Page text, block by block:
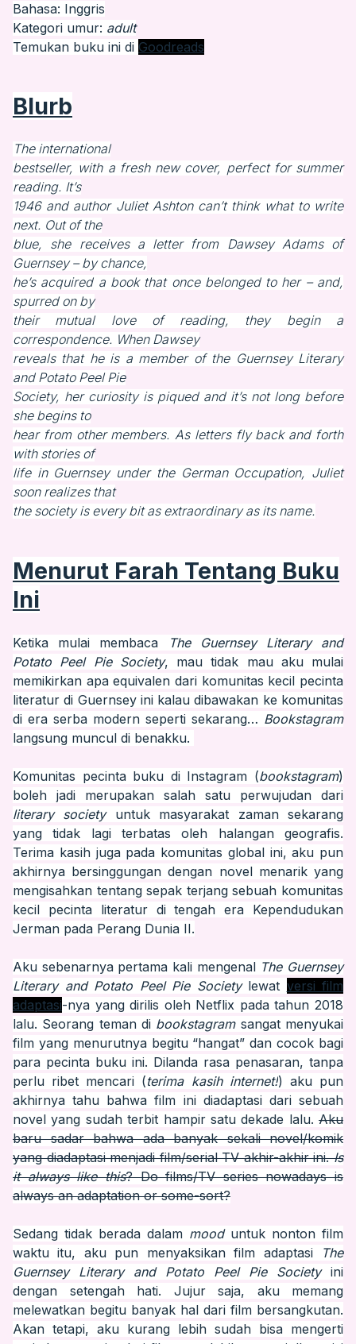
Bahasa: Inggris
Kategori umur: adult
Temukan buku ini di Goodreads
Blurb
The international
bestseller, with a fresh new cover, perfect for summer
reading. It’s
1946 and author Juliet Ashton can’t think what to write
next. Out of the
blue, she receives a letter from Dawsey Adams of
Guernsey – by chance,
he’s acquired a book that once belonged to her – and,
spurred on by
their mutual love of reading, they begin a
correspondence. When Dawsey
reveals that he is a member of the Guernsey Literary
and Potato Peel Pie
Society, her curiosity is piqued and it’s not long before
she begins to
hear from other members. As letters fly back and forth
with stories of
life in Guernsey under the German Occupation, Juliet
soon realizes that
the society is every bit as extraordinary as its name.
Menurut Farah Tentang Buku
Ini
Ketika mulai membaca
The Guernsey Literary and
Potato Peel Pie Society, mau tidak mau aku mulai
memikirkan apa equivalen dari komunitas kecil pecinta
literatur di Guernsey ini kalau dibawakan ke komunitas
di era serba modern seperti sekarang… Bookstagram
langsung muncul di benakku.
Komunitas pecinta buku di Instagram (bookstagram)
boleh jadi merupakan salah satu perwujudan dari
literary society
untuk masyarakat zamansekarang
yang tidak lagi terbatas oleh halangan geografis.
Terima kasih juga pada komunitas global ini, aku pun
akhirnya bersinggungan dengan novel menarik yang
mengisahkan tentang sepak terjang sebuah komunitas
kecil pecinta literatur di tengah era Kependudukan
Jerman pada Perang Dunia II.
Aku sebenarnya pertama kali mengenal The Guernsey
Literary and Potato Peel Pie Society lewat versi film
adaptasi-nya yang dirilis oleh Netflix pada tahun 2018
lalu. Seorang teman di bookstagram sangat menyukai
film yang menurutnya begitu “hangat” dan cocok bagi
para pecinta buku ini. Dilanda rasa penasaran, tanpa
perlu ribet mencari (terima kasih internet!) aku pun
akhirnya tahu bahwa film ini diadaptasi dari sebuah
novel yang sudah terbit hampir satu dekade lalu. Aku
baru sadar bahwa ada banyak sekali novel/komik
yang diadaptasi menjadi film/serial TV akhir-akhir ini.Is
it always like this? Do films/TV series nowadays is
always an adaptation or some-sort?
Sedang tidak berada dalam mood untuk nonton film
waktu itu, aku pun menyaksikan film adaptasi
The
Guernsey Literary and Potato Peel Pie Societyini
dengan setengah hati. Jujur saja, aku memang
melewatkan begitu banyak hal dari film bersangkutan.
Akan tetapi, aku kurang lebih sudah bisa mengerti